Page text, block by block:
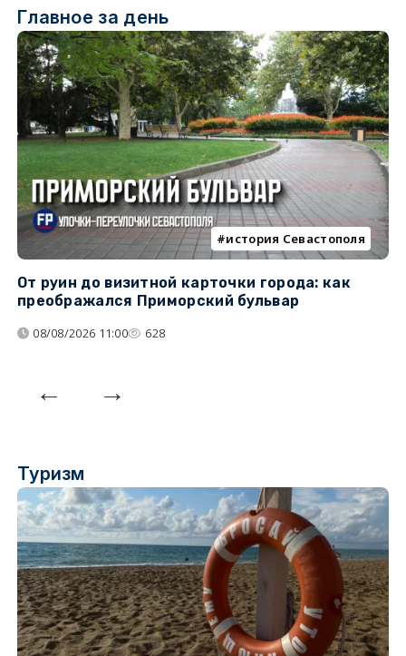
Главное за день
история Севастополя
От руин до визитной карточки города: как
преображался Приморский бульвар
08/08/2026 11:00 628
Туризм